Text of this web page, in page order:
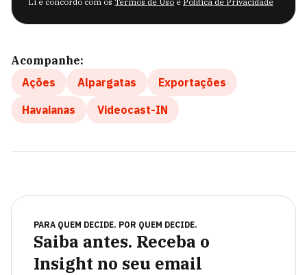
Acompanhe:
Ações
Alpargatas
Exportações
Havaianas
Videocast-IN
PARA QUEM DECIDE. POR QUEM DECIDE.
Saiba antes. Receba o
Insight no seu email